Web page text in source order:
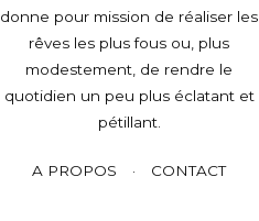
donne pour mission de réaliser les
rêves les plus fous ou, plus
modestement, de rendre le
quotidien un peu plus éclatant et
pétillant.
A PROPOS CONTACT